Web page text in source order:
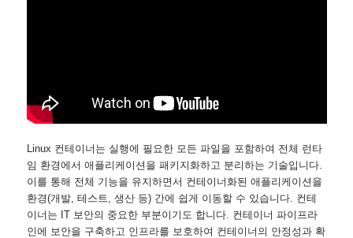
Linux 컨테이너는 실행에 필요한 모든 파일을 포함하여 전체 런타
임 환경에서 애플리케이션을 패키지화하고 분리하는 기술입니다.
이를 통해 전체 기능을 유지하면서 컨테이너화된 애플리케이션을
환경(개발, 테스트, 생산 등) 간에 쉽게 이동할 수 있습니다. 컨테
이너는 IT 보안의 중요한 부분이기도 합니다. 컨테이너 파이프라
인에 보안을 구축하고 인프라를 보호하여 컨테이너의 안정성과 확